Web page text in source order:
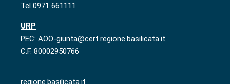
Tel 0971 661111
URP
PEC: AOO-giunta@cert.regione.basilicata.it
C.F. 80002950766
regione.basilicata.it